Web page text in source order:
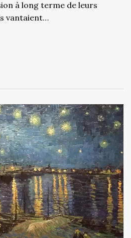
à long terme de leurs
vantaient…